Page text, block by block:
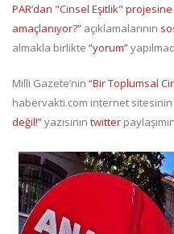
PAR’dan "Cinsel Eşitlik"
amaçlanıyor?” açıklamalarının
almakla birlikte “yorum”
Milli Gazete’nin “Bir Toplumsal
habervakti.com internet sitesinin
değil!”yazısının twitter